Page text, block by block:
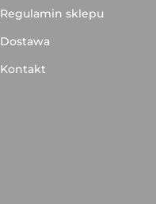
Regulamin sklepu
Dostawa
Kontakt